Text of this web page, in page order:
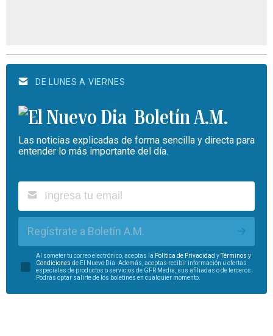
DE LUNES A VIERNES
Boletín A.M.
Las noticias explicadas de forma sencilla y directa para
entender lo más importante del día.
Regístrate a Boletín A.M.
Al someter tu correo electrónico, aceptas la Política de Privacidad yTérminos y
Condiciones de El Nuevo Día. Además, aceptas recibir información u ofertas
especiales de productos o servicios de GFR Media, sus afiliadas o de terceros.
Podrás optar salirte de los boletines en cualquier momento.